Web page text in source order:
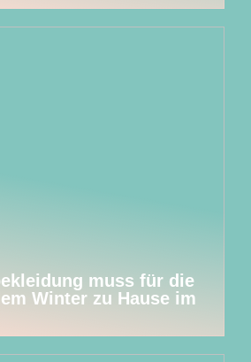
muss für die
Winter zu Hause im